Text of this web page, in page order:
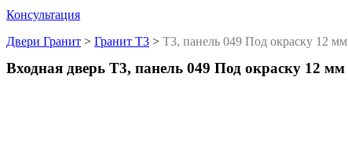
Консультация
Двери Гранит > Гранит Т3 > Т3, панель 049 Под окраску 12 мм
Входная дверь Т3, панель 049 Под окраску 12 мм